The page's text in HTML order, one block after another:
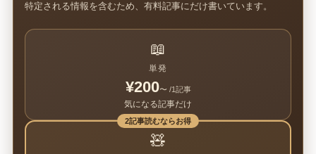
特定される情報を含むため、有料記事にだけ書いています。
📖
単発
¥200〜 /1記事
気になる記事だけ
2記事読むならお得
🧸